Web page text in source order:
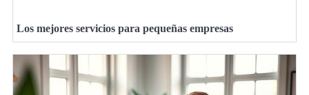
Los mejores servicios para pequeñas empresas